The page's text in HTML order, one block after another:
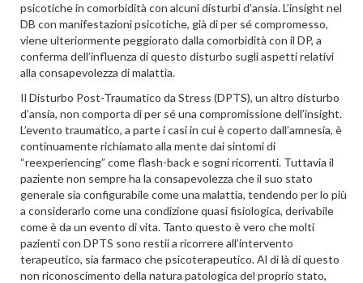
psicotiche in comorbidità con alcuni disturbi d’ansia. L’insight nel
DB con manifestazioni psicotiche, già di per sé compromesso,
viene ulteriormente peggiorato dalla comorbidità con il DP, a
conferma dell’influenza di questo disturbo sugli aspetti relativi
alla consapevolezza di malattia.
Il Disturbo Post-Traumatico da Stress (DPTS), un altro disturbo
d’ansia, non comporta di per sé una compromissione dell’insight.
L’evento traumatico, a parte i casi in cui è coperto dall’amnesia, è
continuamente richiamato alla mente dai sintomi di
“reexperiencing” come flash-back e sogni ricorrenti. Tuttavia il
paziente non sempre ha la consapevolezza che il suo stato
generale sia configurabile come una malattia, tendendo per lo più
a considerarlo come una condizione quasi fisiologica, derivabile
come è da un evento di vita. Tanto questo è vero che molti
pazienti con DPTS sono restii a ricorrere all’intervento
terapeutico, sia farmaco che psicoterapeutico. Al di là di questo
non riconoscimento della natura patologica del proprio stato,